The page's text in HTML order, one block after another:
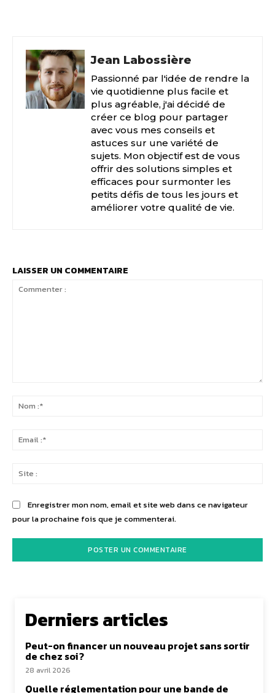
Jean Labossière
Passionné par l'idée de rendre la
vie quotidienne plus facile et
plus agréable, j'ai décidé de
créer ce blog pour partager
avec vous mes conseils et
astuces sur une variété de
sujets. Mon objectif est de vous
offrir des solutions simples et
efficaces pour surmonter les
petits défis de tous les jours et
améliorer votre qualité de vie.
LAISSER UN COMMENTAIRE
Enregistrer mon nom, email et site web dans ce navigateur
pour la prochaine fois que je commenterai.
Derniers articles
Peut-on financer un nouveau projet sans sortir
de chez soi ?
28 avril 2026
Quelle réglementation pour une bande de